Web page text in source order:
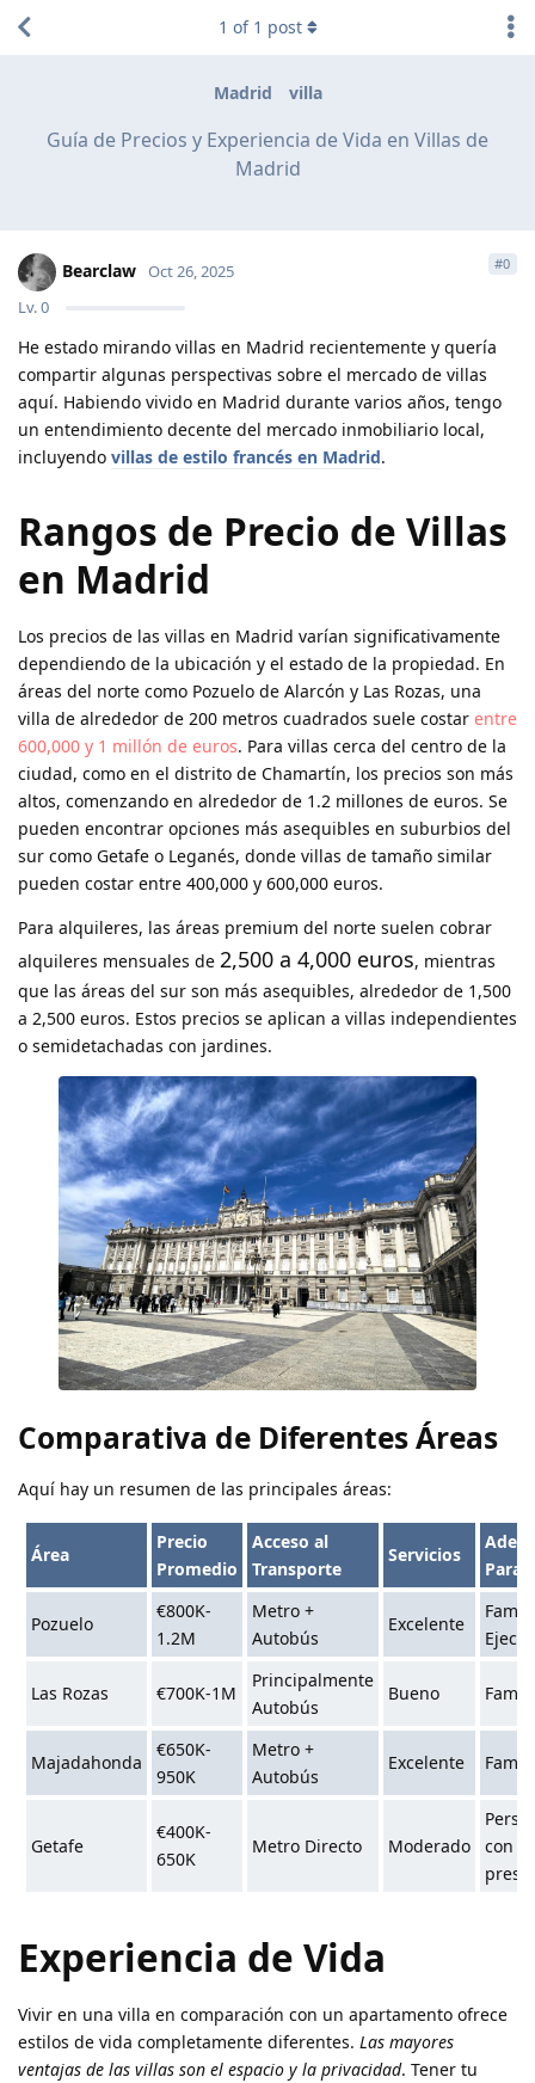
Madrid villa
Guía de Precios y Experiencia de Vida en Villas de
Madrid
1 of 1 post
Bearclaw
Lv.0
Oct 26, 2025 #0
He estado mirando villas en Madrid recientemente y quería
compartir algunas perspectivas sobre el mercado de villas
aquí. Habiendo vivido en Madrid durante varios años, tengo
un entendimiento decente del mercado inmobiliario local,
incluyendo villas de estilo francés en Madrid.
Rangos de Precio de Villas
en Madrid
Los precios de las villas en Madrid varían significativamente
dependiendo de la ubicación y el estado de la propiedad. En
áreas del norte como Pozuelo de Alarcón y Las Rozas, una
villa de alrededor de 200 metros cuadrados suele costar entre
600,000 y 1 millón de euros. Para villas cerca del centro de la
ciudad, como en el distrito de Chamartín, los precios son más
altos, comenzando en alrededor de 1.2 millones de euros. Se
pueden encontrar opciones más asequibles en suburbios del
sur como Getafe o Leganés, donde villas de tamaño similar
pueden costar entre 400,000 y 600,000 euros.
Para alquileres, las áreas premium del norte suelen cobrar
alquileres mensuales de 2,500 a 4,000 euros, mientras
que las áreas del sur son más asequibles, alrededor de 1,500
a 2,500 euros. Estos precios se aplican a villas independientes
o semidetachadas con jardines.
Comparativa de Diferentes Áreas
Aquí hay un resumen de las principales áreas:
Área
Precio
Promedio
Acceso al
Transporte
Servicios
Para
Pozuelo
€800K-
1.2M
Metro +
Autobús
Excelente
Las Rozas €700K-1M
Principalmente
Autobús
Bueno
Majadahonda
€650K-
950K
Metro +
Autobús
Excelente
Getafe
€400K-
650K
Metro Directo Moderado
con
Experiencia de Vida
Vivir en una villa en comparación con un apartamento ofrece
estilos de vida completamente diferentes. Las mayores
ventajas de las villas son el espacio y la privacidad. Tener tu